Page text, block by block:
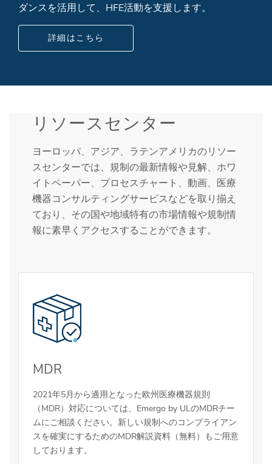
ダンスを活用して、HFE活動を支援します。
詳細はこちら
リソースセンター
ヨーロッパ、アジア、ラテンアメリカのリソー
スセンターでは、規制の最新情報や見解、ホワ
イトペーパー、プロセスチャート、動画、医療
機器コンサルティングサービスなどを取り揃え
ており、その国や地域特有の市場情報や規制情
報に素早くアクセスすることができます。
MDR
2021年5月から適用となった欧州医療機器規則
（MDR）対応については、Emergo by ULのMDRチー
ムにご相談ください。新しい規制へのコンプライアン
スを確実にするためのMDR解説資料（無料）もご用意
しております。